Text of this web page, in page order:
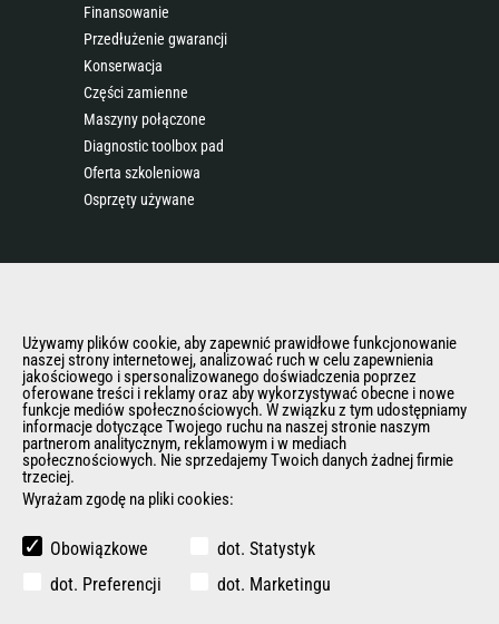
Finansowanie
Przedłużenie gwarancji
Konserwacja
Części zamienne
Maszyny połączone
Diagnostic toolbox pad
Oferta szkoleniowa
Osprzęty używane
Kontakt Manitou
Informacje Prawne
Eventy i pokazy
Aktualności
Historia
General Terms and Conditions of Sale
Polityka Rodo
Używamy plików cookie, aby zapewnić prawidłowe funkcjonowanie
naszej strony internetowej, analizować ruch w celu zapewnienia
jakościowego i spersonalizowanego doświadczenia poprzez
oferowane treści i reklamy oraz aby wykorzystywać obecne i nowe
funkcje mediów społecznościowych. W związku z tym udostępniamy
informacje dotyczące Twojego ruchu na naszej stronie naszym
partnerom analitycznym, reklamowym i w mediach
społecznościowych. Nie sprzedajemy Twoich danych żadnej firmie
trzeciej.
Wyrażam zgodę na pliki cookies:
Obowiązkowe
dot. Statystyk
dot. Preferencji
dot. Marketingu